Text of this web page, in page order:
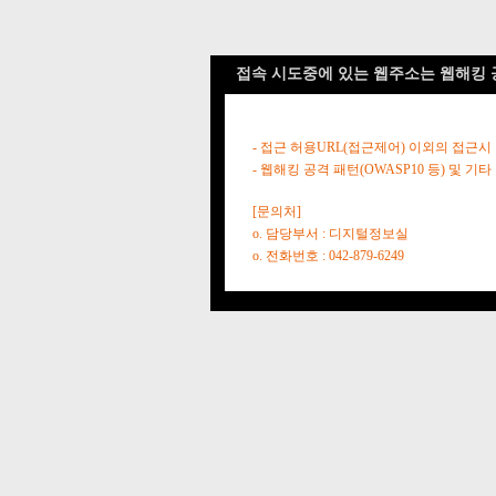
접속 시도중에 있는 웹주소는 웹해킹
- 접근 허용URL(접근제어) 이외의 접근시
- 웹해킹 공격 패턴(OWASP10 등) 및 기
[문의처]
o. 담당부서 : 디지털정보실
o. 전화번호 : 042-879-6249